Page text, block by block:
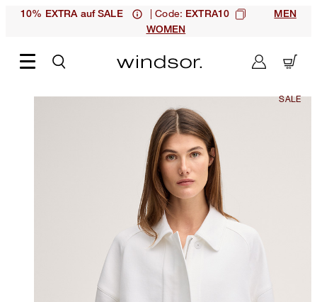
10% EXTRA auf SALE | Code: EXTRA10
MEN
WOMEN